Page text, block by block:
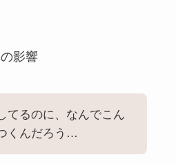
影響
てるのに、なんでこん
くんだろう…